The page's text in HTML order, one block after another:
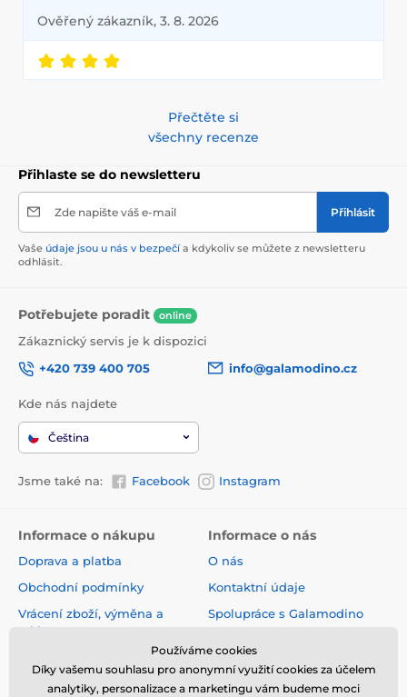
Ověřený zákazník, 3. 8. 2026
Přečtěte si
všechny recenze
Přihlaste se do newsletteru
Zde napište váš e-mail Přihlásit
Vaše údaje jsou u nás v bezpečí a kdykoliv se můžete z newsletteru
odhlásit.
Potřebujete poradit online
Zákaznický servis je k dispozici
+420 739 400 705
info@galamodino.cz
Kde nás najdete
Čeština
Jsme také na: Facebook Instagram
Informace o nákupu
Doprava a platba
Obchodní podmínky
Vrácení zboží, výměna a
reklamace
Online vrácení a reklamace
Sledování zásilky
Informace o nás
O nás
Kontaktní údaje
Spolupráce s Galamodino
údajů
Používáme cookies
Díky vašemu souhlasu pro anonymní využití cookies za účelem
analytiky, personalizace a marketingu vám budeme moci